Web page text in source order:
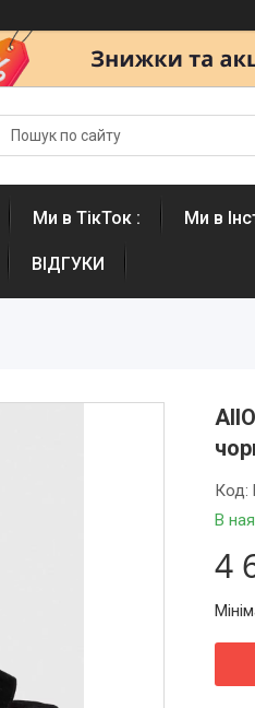
Ми в ТікТок : Ми в
ВІДГУКИ
В
Код:
4